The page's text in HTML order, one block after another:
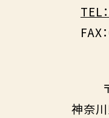
TEL
FAX
神奈